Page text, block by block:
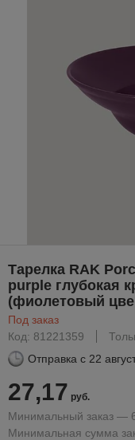
Тарелка RAK
purple глубокая
(фиолетовый цве
Под заказ
Код: 81221359
Отправка с 22
27,17 руб.
Минимальный заказ —
Минимальная сумма